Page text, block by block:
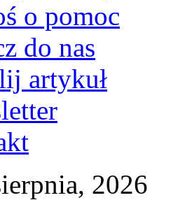
o pomoc
do nas
artykuł
2026